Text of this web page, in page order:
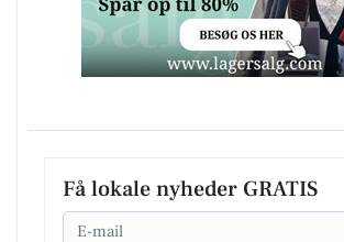
Få lokale nyheder GRATIS
Email